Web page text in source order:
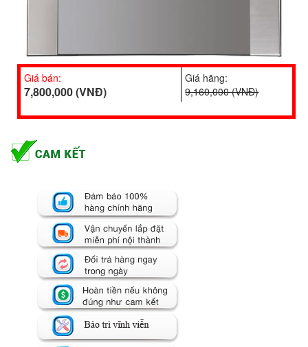
Giá bán:
7,800,000 (VNĐ)
Giá hãng:
9,160,000 (VNĐ)